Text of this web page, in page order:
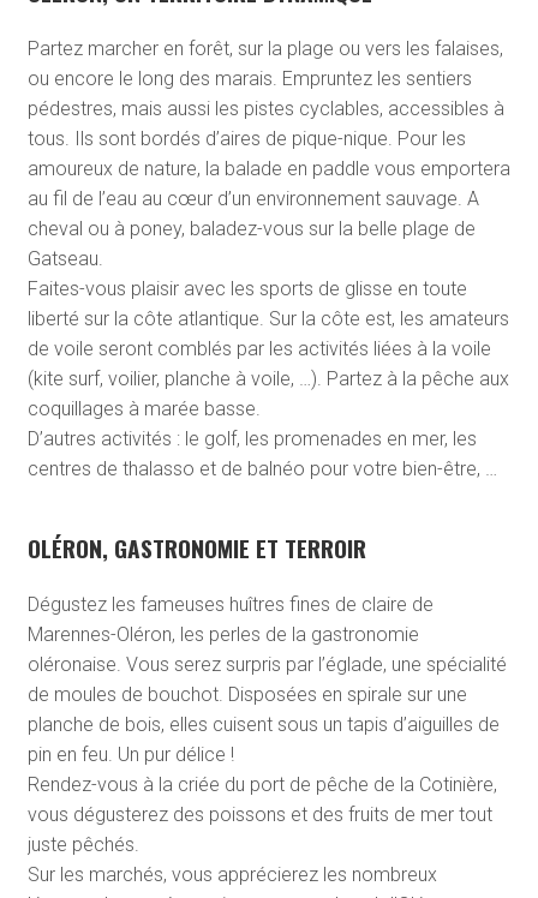
Partez marcher en forêt, sur la plage ou vers les falaises,
ou encore le long des marais. Empruntez les sentiers
pédestres, mais aussi les pistes cyclables, accessibles à
tous. Ils sont bordés d’aires de pique-nique. Pour les
amoureux de nature, la balade en paddle vous emportera
au fil de l’eau au cœur d’un environnement sauvage. A
cheval ou à poney, baladez-vous sur la belle plage de
Gatseau.
Faites-vous plaisir avec les sports de glisse en toute
liberté sur la côte atlantique. Sur la côte est, les amateurs
de voile seront comblés par les activités liées à la voile
(kite surf, voilier, planche à voile, …). Partez à la pêche aux
coquillages à marée basse.
D’autres activités : le golf, les promenades en mer, les
centres de thalasso et de balnéo pour votre bien-être, …
OLÉRON, GASTRONOMIE ET TERROIR
Dégustez les fameuses huîtres fines de claire de
Marennes-Oléron, les perles de la gastronomie
oléronaise. Vous serez surpris par l’églade, une spécialité
de moules de bouchot. Disposées en spirale sur une
planche de bois, elles cuisent sous un tapis d’aiguilles de
pin en feu. Un pur délice !
Rendez-vous à la criée du port de pêche de la Cotinière,
vous dégusterez des poissons et des fruits de mer tout
juste pêchés.
Sur les marchés, vous apprécierez les nombreux